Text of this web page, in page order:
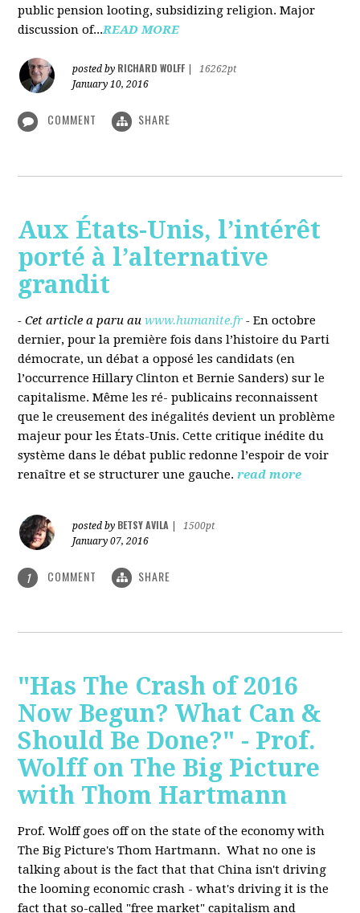
public pension looting, subsidizing religion. Major
discussion of...READ MORE
posted by RICHARD WOLFF
16262pt
January 10, 2016
COMMENT SHARE
Aux États-Unis, l’intérêt
porté à l’alternative
grandit
- Cet article a paru au www.humanite.fr - En octobre
dernier, pour la première fois dans l’histoire du Parti
démocrate, un débat a opposé les candidats (en
l’occurrence Hillary Clinton et Bernie Sanders) sur le
capitalisme. Même les ré- publicains reconnaissent
que le creusement des inégalités devient un problème
majeur pour les États-Unis. Cette critique inédite du
système dans le débat public redonne l’espoir de voir
renaître et se structurer une gauche. read more
posted by BETSY AVILA
1500pt
January 07, 2016
1 COMMENT SHARE
"Has The Crash of 2016
Now Begun? What Can &
Should Be Done?" - Prof.
Wolff on The Big Picture
with Thom Hartmann
Prof. Wolff goes off on the state of the economy with
The Big Picture's Thom Hartmann. What no one is
talking about is the fact that that China isn't driving
the looming economic crash - what's driving it is the
fact that so-called "free market" capitalism and